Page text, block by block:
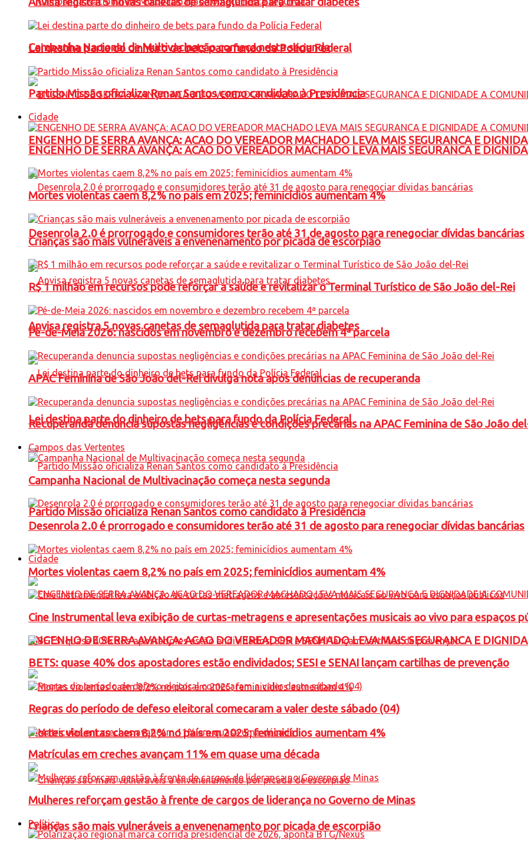
Campanha Nacional de Multivacinação começa nesta segunda
ENGENHO DE SERRA AVANÇA: ACAO DO VEREADOR MACHADO LEVA MAIS SEGURANCA E
Desenrola 2.0 é prorrogado e consumidores terão até 31 de agosto para renegociar dívidas bancárias
Anvisa registra 5 novas canetas de semaglutida para tratar diabetes
Lei destina parte do dinheiro de bets para fundo da Polícia Federal
Partido Missão oficializa Renan Santos como candidato à Presidência
Cidade
ENGENHO DE SERRA AVANÇA: ACAO DO VEREADOR MACHADO LEVA MAIS SEGURANCA E
Mortes violentas caem 8,2% no país em 2025; feminicídios aumentam 4%
Crianças são mais vulneráveis a envenenamento por picada de escorpião
Lei destina parte do dinheiro de bets para fundo da Polícia Federal
Partido Missão oficializa Renan Santos como candidato à Presidência
Cidade
ENGENHO DE SERRA AVANÇA: ACAO DO VEREADOR MACHADO LEVA MAIS SEGURANCA E
Mortes violentas caem 8,2% no país em 2025; feminicídios aumentam 4%
Crianças são mais vulneráveis a envenenamento por picada de escorpião
R$ 1 milhão em recursos pode reforçar a saúde e revitalizar o Terminal Turístico de São João del-Rei
Pé-de-Meia 2026: nascidos em novembro e dezembro recebem 4ª parcela
APAC Feminina de São João del-Rei divulga nota após denúncias de recuperanda
Recuperanda denuncia supostas negligências e condições precárias na APAC Feminina de São João
Campos das Vertentes
Campanha Nacional de Multivacinação começa nesta segunda
Desenrola 2.0 é prorrogado e consumidores terão até 31 de agosto para renegociar dívidas bancárias
Mortes violentas caem 8,2% no país em 2025; feminicídios aumentam 4%
Cine Instrumental leva exibição de curtas-metragens e apresentações musicais ao vivo para espaços
BETS: quase 40% dos apostadores estão endividados; SESI e SENAI lançam cartilhas de prevenção
Regras do período de defeso eleitoral comecaram a valer deste sábado (04)
Matrículas em creches avançam 11% em quase uma década
Mulheres reforçam gestão à frente de cargos de liderança no Governo de Minas
Política